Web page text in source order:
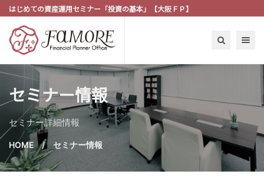
はじめての資産運用セミナー「投資の基本」【大阪ＦＰ】
Toggle
セミナー情報
セミナー詳細情報
HOME セミナー情報